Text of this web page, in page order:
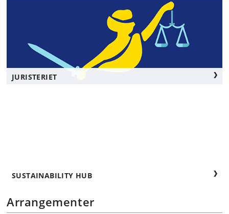
JURISTERIET
SUSTAINABILITY HUB
Arrangementer